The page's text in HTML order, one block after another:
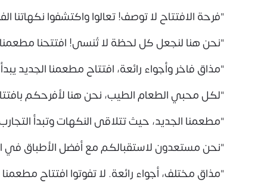
"فرحة الافتتاح لا توصف! تعالوا واكتشفوا نكهاتنا
"نحن هنا لنجعل كل لحظة لا تُنسى! افتتحنا
"مذاق فاخر وأجواء رائعة، افتتاح مطعمنا الجديد
"لكل محبي الطعام الطيب، نحن هنا لأفرحكم
"مطعمنا الجديد، حيث تتلاقى النكهات وتبدأ التجارب
"نحن مستعدون لاستقبالكم مع أفضل الأطباق في
"مذاق مختلف، أجواء رائعة. لا تفوتوا افتتاح